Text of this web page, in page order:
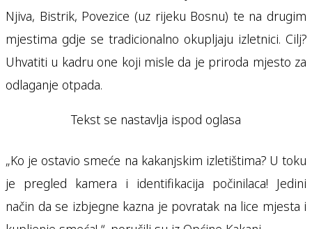
Njiva, Bistrik, Povezice (uz rijeku Bosnu) te na drugim
mjestima gdje se tradicionalno okupljaju izletnici. Cilj?
Uhvatiti u kadru one koji misle da je priroda mjesto za
odlaganje otpada.
Tekst se nastavlja ispod oglasa
„Ko je ostavio smeće na kakanjskim izletištima? U toku
je pregled kamera i identifikacija počinilaca! Jedini
način da se izbjegne kazna je povratak na lice mjesta i